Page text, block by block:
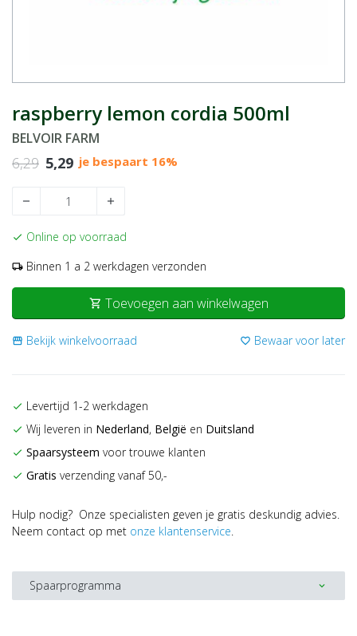
raspberry lemon cordia 500ml
BELVOIR FARM
6,29 5,29 je bespaart 16%
remove add
check Online op voorraad
local_shipping Binnen 1 a 2 werkdagen verzonden
shopping_cart Toevoegen aan winkelwagen
storefront Bekijk winkelvoorraad favorite_border Bewaar voor later
check Levertijd 1-2 werkdagen
check Wij leveren in Nederland, België en Duitsland
check Spaarsysteem voor trouwe klanten
check Gratis verzending vanaf 50,-
Hulp nodig? Onze specialisten geven je gratis deskundig advies.
Neem contact op met onze klantenservice.
Spaarprogramma expand_more